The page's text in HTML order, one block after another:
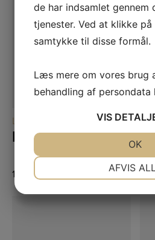
LÆDERVARER
Nunavik Shopper
1.499,00
de har indsamlet gennem
tjenester. Ved at klikke
samtykke til disse formål.
Læs mere om vores brug
behandling af persondata
VIS
AFVIS
OK